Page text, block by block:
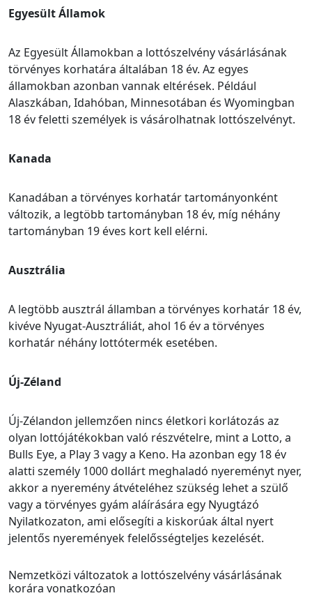
Egyesült Államok
Az Egyesült Államokban a lottószelvény vásárlásának
törvényes korhatára általában 18 év. Az egyes
államokban azonban vannak eltérések. Például
Alaszkában, Idahóban, Minnesotában és Wyomingban
18 év feletti személyek is vásárolhatnak lottószelvényt.
Kanada
Kanadában a törvényes korhatár tartományonként
változik, a legtöbb tartományban 18 év, míg néhány
tartományban 19 éves kort kell elérni.
Ausztrália
A legtöbb ausztrál államban a törvényes korhatár 18 év,
kivéve Nyugat-Ausztráliát, ahol 16 év a törvényes
korhatár néhány lottótermék esetében.
Új-Zéland
Új-Zélandon jellemzően nincs életkori korlátozás az
olyan lottójátékokban való részvételre, mint a Lotto, a
Bulls Eye, a Play 3 vagy a Keno. Ha azonban egy 18 év
alatti személy 1000 dollárt meghaladó nyereményt nyer,
akkor a nyeremény átvételéhez szükség lehet a szülő
vagy a törvényes gyám aláírására egy Nyugtázó
Nyilatkozaton, ami elősegíti a kiskorúak által nyert
jelentős nyeremények felelősségteljes kezelését.
Nemzetközi változatok a lottószelvény vásárlásának
korára vonatkozóan